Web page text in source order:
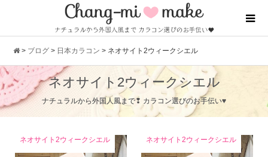
> ブログ > 日本カラコン > ネオサイト2ウィークシエル
ネオサイト2ウィークシエル
ナチュラルから外国人風まで❢ カラコン選びのお手伝い♥
ネオサイト2ウィークシエル ネオサイト2ウィークシエル